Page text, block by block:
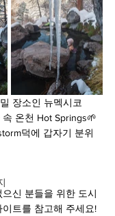
장소인 뉴멕시코
온천 Hot Springs🌱
덕에 갑자기 분위
으신 분들을 위한 도시
트를 참고해 주세요!